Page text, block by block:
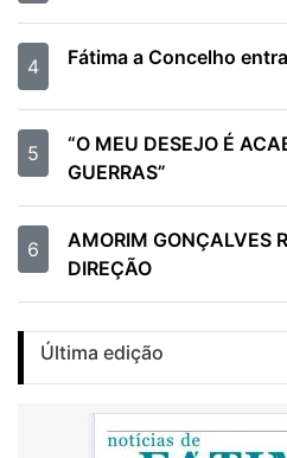
4 Fátima a Concelho
5
“O MEU DESEJO É
GUERRAS”
6
AMORIM GONÇALVES
DIREÇÃO
Última edição